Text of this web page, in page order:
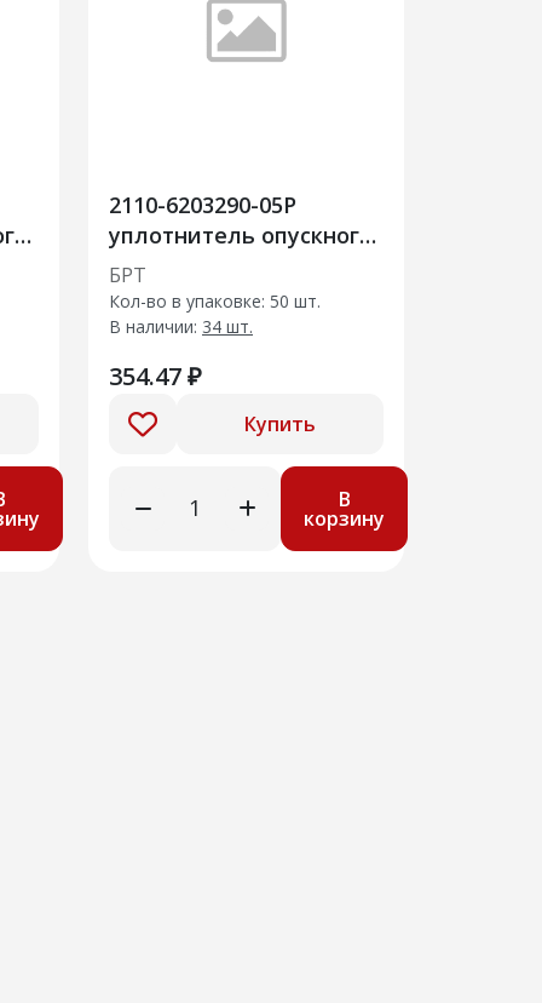
2110-6203290-05Р
уплотнитель опускного
стекла задней правой
двери
БРТ
Кол-во в упаковке: 50 шт.
В наличии: 34 шт.
354.47 ₽
Купить
В
корзину